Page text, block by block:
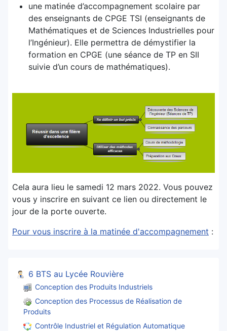
une matinée d’accompagnement scolaire par
des enseignants de CPGE TSI (enseignants de
Mathématiques et de Sciences Industrielles pour
l’Ingénieur). Elle permettra de démystifier la
formation en CPGE (une séance de TP en SII
suivie d’un cours de mathématiques).
Cela aura lieu le samedi 12 mars 2022. Vous pouvez
vous y inscrire en suivant ce lien ou directement le
jour de la porte ouverte.
Pour vous inscrire à la matinée d'accompagnement :
6 BTS au Lycée Rouvière
Conception des Produits Industriels
Conception des Processus de Réalisation de
Produits
Contrôle Industriel et Régulation Automatique